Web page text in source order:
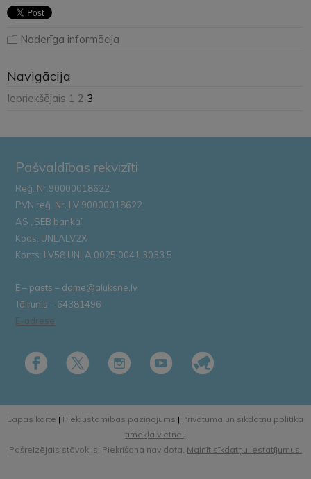
Noderīga informācija
Navigācija
Iepriekšējais 1 2 3
Pašvaldības rekvizīti
Reģ. Nr.90000018622
PVN reģ. Nr. LV 90000018622
AS „SEB banka”
Kods: UNLALV2X
Konts: LV58 UNLA 0025 0041 3033 5
E – pasts – dome@aluksne.lv
Tālrunis – 64381496
E-adrese
Lapas karte | Piekļūstamības paziņojums | Privātuma un sīkdatņu politika
tīmekļa vietnē |
Pašreizējais stāvoklis: Piekrišana nav dota. Mainīt sīkdatņu iestatījumus.